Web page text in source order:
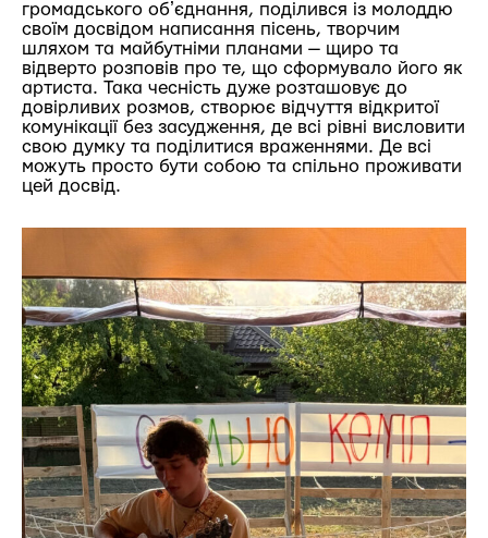
громадського обʼєднання, поділився із молоддю
своїм досвідом написання пісень, творчим
шляхом та майбутніми планами — щиро та
відверто розповів про те, що сформувало його як
артиста. Така чесність дуже розташовує до
довірливих розмов, створює відчуття відкритої
комунікації без засудження, де всі рівні висловити
свою думку та поділитися враженнями. Де всі
можуть просто бути собою та спільно проживати
цей досвід.